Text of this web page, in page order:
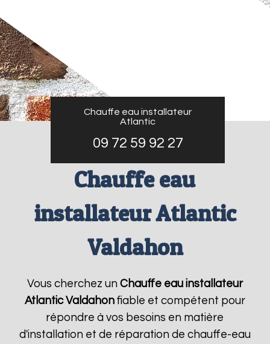
Chauffe eau installateur
Atlantic
09 72 59 92 27
Chauffe eau
installateur Atlantic
Valdahon
Vous cherchez un Chauffe eau installateur
Atlantic Valdahonfiable et compétent pour
répondre à vos besoins en matière
d'installation et de réparation de chauffe-eau